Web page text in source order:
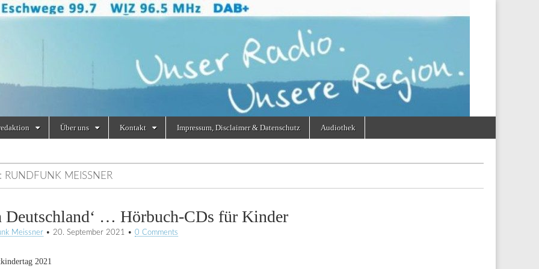
Über uns Kontakt Impressum, Disclaimer & Datenschutz Audiothek
RUNDFUNK MEISSNER
Deutschland‘ … Hörbuch-CDs für Kinder
Meissner • 20. September 2021 • 0 Comments
2021